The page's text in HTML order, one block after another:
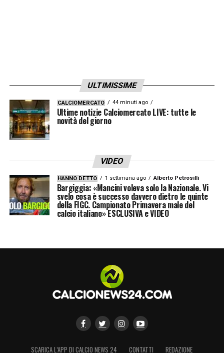
LA PLAYLIST DELLE NOSTRE TOP NEWS
ULTIMISSIME
CALCIOMERCATO 44 minuti ago
Ultime notizie Calciomercato LIVE: tutte le
novità del giorno
VIDEO
HANNO DETTO 1 settimana ago Alberto Petrosilli
Bargiggia: «Mancini voleva solo la Nazionale. Vi
svelo cosa è successo davvero dietro le quinte
della FIGC. Campionato Primavera male del
calcio italiano» ESCLUSIVA e VIDEO
SCARICA L’APP DI CALCIO NEWS 24 CONTATTI REDAZIONE